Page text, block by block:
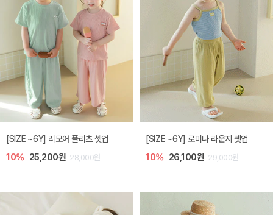
[SIZE ~6Y] 리모어 플리츠 셋업
10% 25,200원 28,000원
[SIZE ~6Y] 로미나 라운지 셋업
10% 26,100원 29,000원